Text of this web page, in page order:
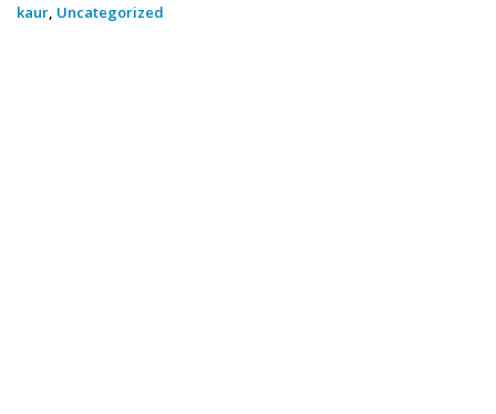
kaur, Uncategorized